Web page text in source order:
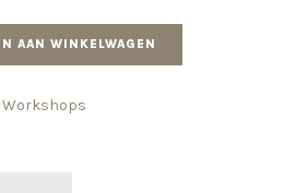
AAN WINKELWAGEN
Workshops